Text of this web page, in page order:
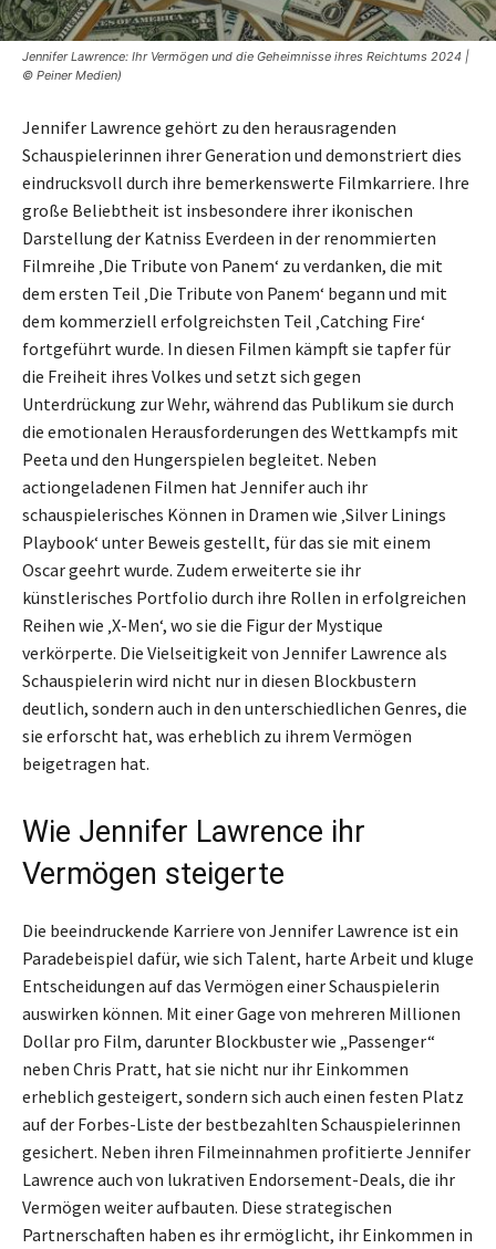
Jennifer Lawrence: Ihr Vermögen und die Geheimnisse ihres Reichtums 2024 |
© Peiner Medien)
Jennifer Lawrence gehört zu den herausragenden
Schauspielerinnen ihrer Generation und demonstriert dies
eindrucksvoll durch ihre bemerkenswerte Filmkarriere. Ihre
große Beliebtheit ist insbesondere ihrer ikonischen
Darstellung der Katniss Everdeen in der renommierten
Filmreihe ‚Die Tribute von Panem‘ zu verdanken, die mit
dem ersten Teil ‚Die Tribute von Panem‘ begann und mit
dem kommerziell erfolgreichsten Teil ‚Catching Fire‘
fortgeführt wurde. In diesen Filmen kämpft sie tapfer für
die Freiheit ihres Volkes und setzt sich gegen
Unterdrückung zur Wehr, während das Publikum sie durch
die emotionalen Herausforderungen des Wettkampfs mit
Peeta und den Hungerspielen begleitet. Neben
actiongeladenen Filmen hat Jennifer auch ihr
schauspielerisches Können in Dramen wie ‚Silver Linings
Playbook‘ unter Beweis gestellt, für das sie mit einem
Oscar geehrt wurde. Zudem erweiterte sie ihr
künstlerisches Portfolio durch ihre Rollen in erfolgreichen
Reihen wie ‚X-Men‘, wo sie die Figur der Mystique
verkörperte. Die Vielseitigkeit von Jennifer Lawrence als
Schauspielerin wird nicht nur in diesen Blockbustern
deutlich, sondern auch in den unterschiedlichen Genres, die
sie erforscht hat, was erheblich zu ihrem Vermögen
beigetragen hat.
Wie Jennifer Lawrence ihr
Vermögen steigerte
Die beeindruckende Karriere von Jennifer Lawrence ist ein
Paradebeispiel dafür, wie sich Talent, harte Arbeit und kluge
Entscheidungen auf das Vermögen einer Schauspielerin
auswirken können. Mit einer Gage von mehreren Millionen
Dollar pro Film, darunter Blockbuster wie „Passenger“
neben Chris Pratt, hat sie nicht nur ihr Einkommen
erheblich gesteigert, sondern sich auch einen festen Platz
auf der Forbes-Liste der bestbezahlten Schauspielerinnen
gesichert. Neben ihren Filmeinnahmen profitierte Jennifer
Lawrence auch von lukrativen Endorsement-Deals, die ihr
Vermögen weiter aufbauten. Diese strategischen
Partnerschaften haben es ihr ermöglicht, ihr Einkommen in